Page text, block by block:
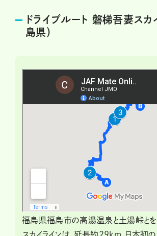
ドライブルート 磐梯吾妻スカ
島県）
福島県福島市の高湯温泉と土湯峠と